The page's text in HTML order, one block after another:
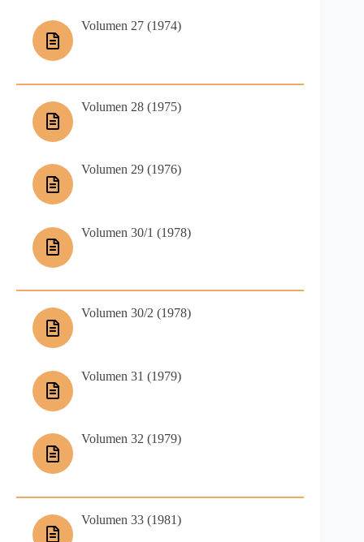
Volumen 27 (1974)
Volumen 28 (1975)
Volumen 29 (1976)
Volumen 30/1 (1978)
Volumen 30/2 (1978)
Volumen 31 (1979)
Volumen 32 (1979)
Volumen 33 (1981)